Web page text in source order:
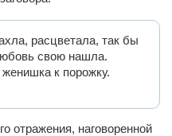
расцветала, так бы
свою нашла.
к порожку.
отражения, наговоренной